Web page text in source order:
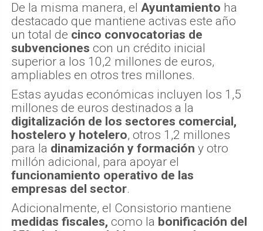
De la misma manera, el Ayuntamiento ha
destacado que mantiene activas este año
un total de cinco convocatorias de
subvenciones con un crédito inicial
superior a los 10,2 millones de euros,
ampliables en otros tres millones.
Estas ayudas económicas incluyen los 1,5
millones de euros destinados a la
digitalización de los sectores comercial,
hostelero y hotelero, otros 1,2 millones
para la dinamización y formación y otro
millón adicional, para apoyar el
funcionamiento operativo de las
empresas del sector.
Adicionalmente, el Consistorio mantiene
medidas fiscales, como la bonificación del